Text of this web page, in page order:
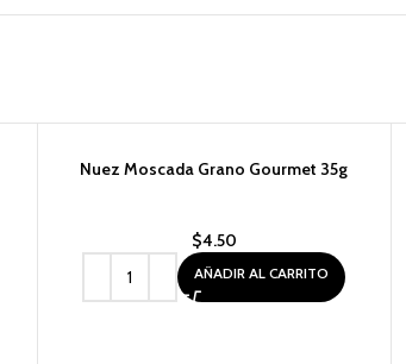
Nuez Moscada Grano Gourmet 35g
$4.50
AÑADIR AL CARRITO